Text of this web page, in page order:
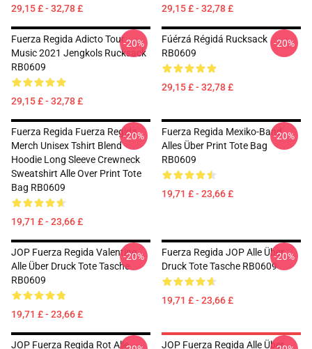
29,15 £ - 32,78 £ 29,15 £ - 32,78 £
Fuerza Regida Adicto Tour
Music 2021 Jengkols Rucksack
RB0609
29,15 £ - 32,78 £
-20%
Fúérzá Régidá Rucksack
RB0609
29,15 £ - 32,78 £
-20%
Fuerza Regida Fuerza Regida
Merch Unisex Tshirt Blend
Hoodie Long Sleeve Crewneck
Sweatshirt Alle Over Print Tote
Bag RB0609
19,71 £ - 23,66 £
-20%
Fuerza Regida Mexiko-Band
Alles Über Print Tote Bag
RB0609
19,71 £ - 23,66 £
-20%
JOP Fuerza Regida Valentine
Alle Über Druck Tote Tasche
RB0609
19,71 £ - 23,66 £
-20%
Fuerza Regida JOP Alle Über
Druck Tote Tasche RB0609
19,71 £ - 23,66 £
-20%
JOP Fuerza Regida Rot Alle
JOP Fuerza Regida Alle Über